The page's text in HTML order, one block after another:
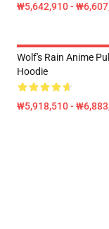
₩5,642,910 -
Wolf's Rain Anime
Hoodie
₩5,918,510 -